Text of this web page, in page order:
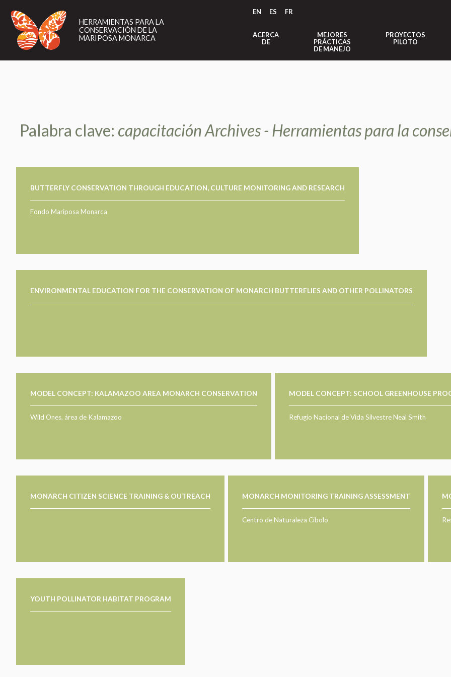
PARA
LA
CONSERVACIÓN
HERRAMIENTAS PARA LA
CONSERVACIÓN DE LA
MARIPOSA MONARCA
EN ES FR
ACERCA
DE
MEJORES
PRÁCTICAS
DE MANEJO
PROYECTOS
PILOTO
Palabra clave: capacitación Archives - Herramientas para la
BUTTERFLY CONSERVATION THROUGH EDUCATION, CULTURE MONITORING AND RESEARCH
Fondo Mariposa Monarca
ENVIRONMENTAL EDUCATION FOR THE CONSERVATION OF MONARCH BUTTERFLIES AND OTHER POLLINATORS
MODEL CONCEPT: KALAMAZOO AREA MONARCH CONSERVATION
Wild Ones, área de Kalamazoo
MODEL CONCEPT: SCHOOL GREENHOUSE
Refugio Nacional de Vida Silvestre Neal Smith
MONARCH CITIZEN SCIENCE TRAINING & OUTREACH MONARCH MONITORING TRAINING ASSESSMENT
Centro de Naturaleza Cibolo
YOUTH POLLINATOR HABITAT PROGRAM